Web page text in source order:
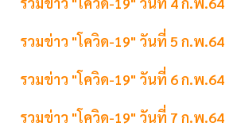
รวมข่าว "โควิด-19" วันที่ 5 ก.พ.64
รวมข่าว "โควิด-19" วันที่ 6 ก.พ.64
รวมข่าว "โควิด-19" วันที่ 7 ก.พ.64